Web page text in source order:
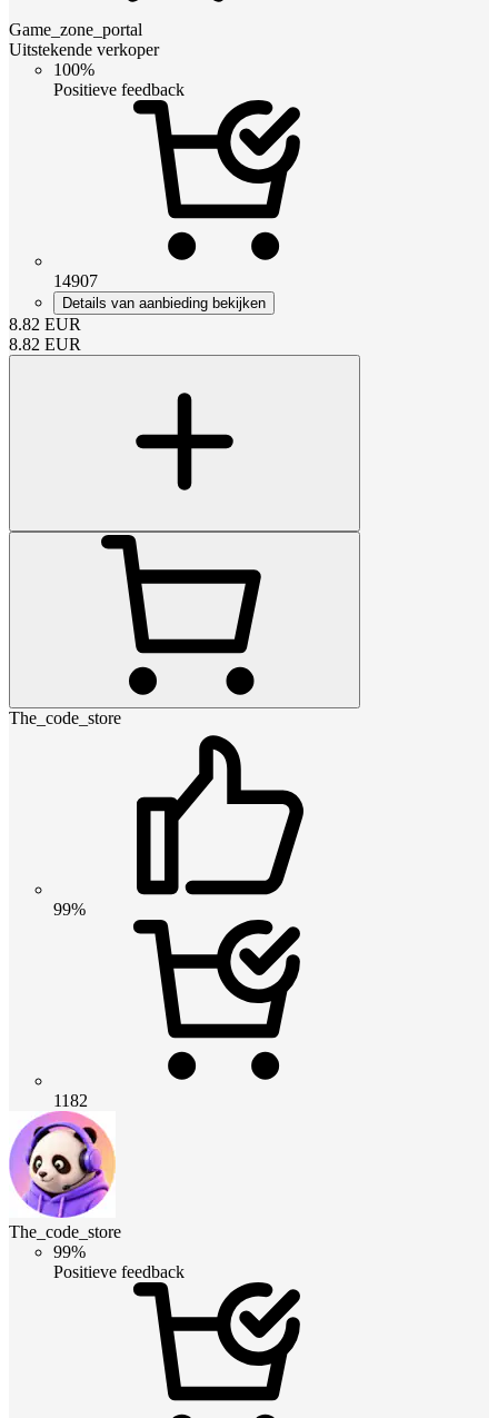
Game_zone_portal
Uitstekende verkoper
100%
Positieve feedback
14907
Details van aanbieding bekijken
8.82 EUR
8.82 EUR
The_code_store
99%
1182
The_code_store
99%
Positieve feedback